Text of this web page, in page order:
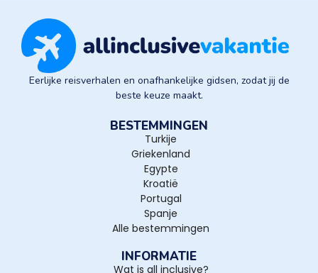
Eerlijke reisverhalen en onafhankelijke gidsen, zodat jij de
beste keuze maakt.
BESTEMMINGEN
Turkije
Griekenland
Egypte
Kroatië
Portugal
Spanje
Alle bestemmingen
INFORMATIE
Wat is all inclusive?